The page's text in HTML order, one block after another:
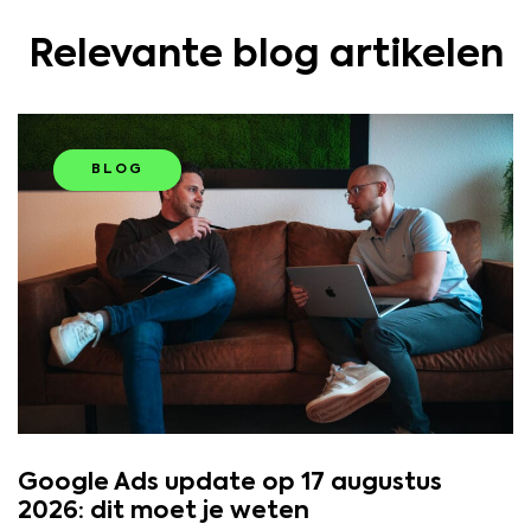
Relevante blog artikelen
BLOG
Google Ads update op 17 augustus
2026: dit moet je weten